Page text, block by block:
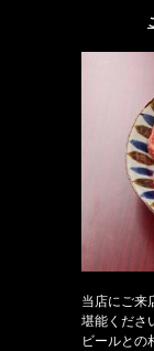
当店にご来
堪能くださ
ビールとの